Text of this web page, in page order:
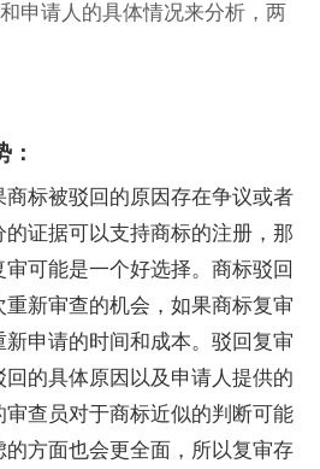
申请人的具体情况来分析，两
：
商标被驳回的原因存在争议或者
的证据可以支持商标的注册，那
可能是一个好选择。商标驳回
新审查的机会，如果商标复审
新申请的时间和成本。驳回复审
回的具体原因以及申请人提供的
查员对于商标近似的判断可能
方面也会更全面，所以复审存